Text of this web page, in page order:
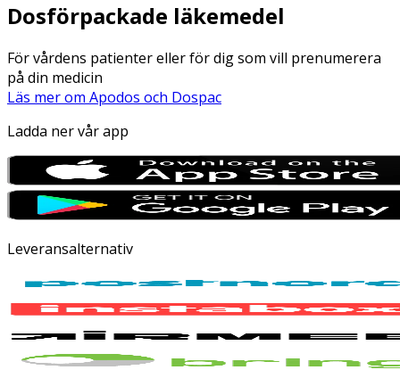
Dosförpackade läkemedel
För vårdens patienter eller för dig som vill prenumerera
på din medicin
Läs mer om Apodos och Dospac
Ladda ner vår app
Leveransalternativ